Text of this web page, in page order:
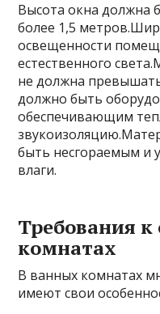
Высота окна должна
более 1,5
освещенности
естественного
не должна
должно быть
обеспечивающим
быть несгораемым и
влаги.
Требования
комнатах
В ванных комнатах
имеют свои